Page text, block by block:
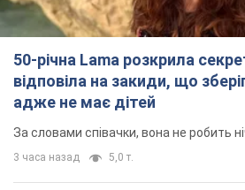
Скільки балістичних ракет
українська ППО перехопила в
Міноборони назвали цифру
Українська ППО працювала в умовах